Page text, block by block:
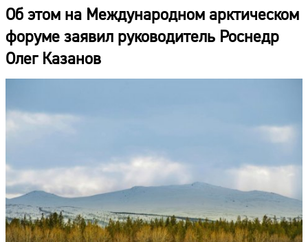
Об этом на Международном арктическом
форуме заявил руководитель Роснедр
Олег Казанов